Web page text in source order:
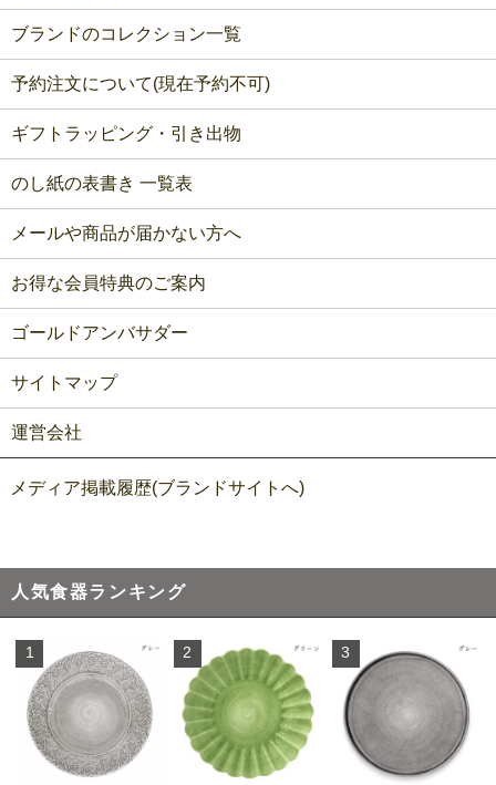
ブランドのコレクション一覧
予約注文について(現在予約不可)
ギフトラッピング・引き出物
のし紙の表書き 一覧表
メールや商品が届かない方へ
お得な会員特典のご案内
ゴールドアンバサダー
サイトマップ
運営会社
メディア掲載履歴(ブランドサイトへ)
人気食器ランキング
1 2 3